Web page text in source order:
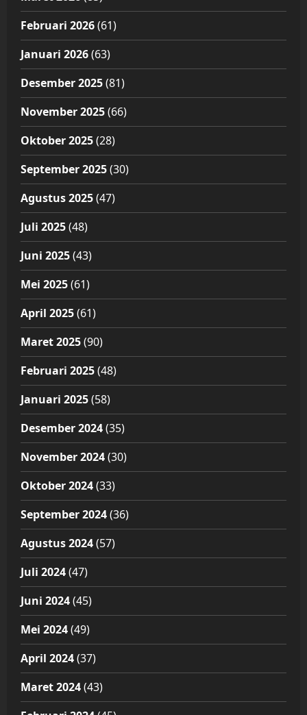
Februari 2026(61)
Januari 2026(63)
Desember 2025(81)
November 2025(66)
Oktober 2025(28)
September 2025(30)
Agustus 2025(47)
Juli 2025(48)
Juni 2025(43)
Mei 2025(61)
April 2025(61)
Maret 2025(90)
Februari 2025(48)
Januari 2025(58)
Desember 2024(35)
November 2024(30)
Oktober 2024(33)
September 2024(36)
Agustus 2024(57)
Juli 2024(47)
Juni 2024(45)
Mei 2024(49)
April 2024(37)
Maret 2024(43)